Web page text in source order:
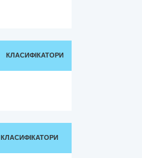
КЛАСИФІКАТОРИ
КЛАСИФІКАТОРИ